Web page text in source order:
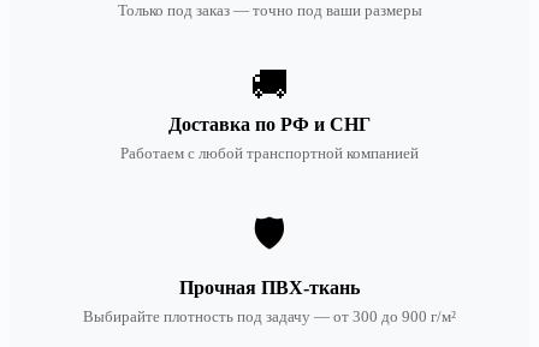
Только под заказ — точно под ваши размеры
🚚
Доставка по РФ и СНГ
Работаем с любой транспортной компанией
🛡️
Прочная ПВХ-ткань
Выбирайте плотность под задачу — от 300 до 900 г/м²